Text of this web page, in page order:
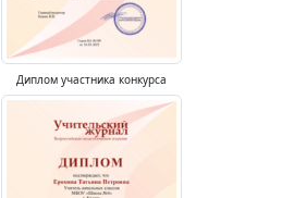
Диплом участника конкурса